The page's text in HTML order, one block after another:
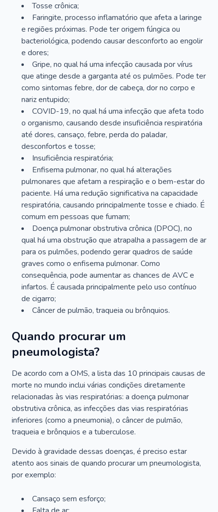
Tosse crônica;
Faringite, processo inflamatório que afeta a laringe
e regiões próximas. Pode ter origem fúngica ou
bacteriológica, podendo causar desconforto ao engolir
e dores;
Gripe, no qual há uma infecção causada por vírus
que atinge desde a garganta até os pulmões. Pode ter
como sintomas febre, dor de cabeça, dor no corpo e
nariz entupido;
COVID-19, no qual há uma infecção que afeta todo
o organismo, causando desde insuficiência respiratória
até dores, cansaço, febre, perda do paladar,
desconfortos e tosse;
Insuficiência respiratória;
Enfisema pulmonar, no qual há alterações
pulmonares que afetam a respiração e o bem-estar do
paciente. Há uma redução significativa na capacidade
respiratória, causando principalmente tosse e chiado. É
comum em pessoas que fumam;
Doença pulmonar obstrutiva crônica (DPOC), no
qual há uma obstrução que atrapalha a passagem de ar
para os pulmões, podendo gerar quadros de saúde
graves como o enfisema pulmonar. Como
consequência, pode aumentar as chances de AVC e
infartos. É causada principalmente pelo uso contínuo
de cigarro;
Câncer de pulmão, traqueia ou brônquios.
Quando procurar um
pneumologista?
De acordo com a OMS, a lista das 10 principais causas de
morte no mundo inclui várias condições diretamente
relacionadas às vias respiratórias: a doença pulmonar
obstrutiva crônica, as infecções das vias respiratórias
inferiores (como a pneumonia), o câncer de pulmão,
traqueia e brônquios e a tuberculose.
Devido à gravidade dessas doenças, é preciso estar
atento aos sinais de quando procurar um pneumologista,
por exemplo:
Cansaço sem esforço;